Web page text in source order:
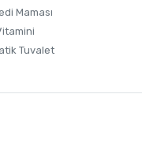
Maması
Tuvalet